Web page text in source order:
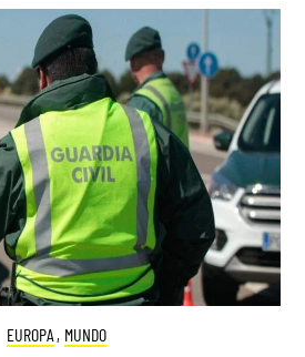
EUROPA , MUNDO